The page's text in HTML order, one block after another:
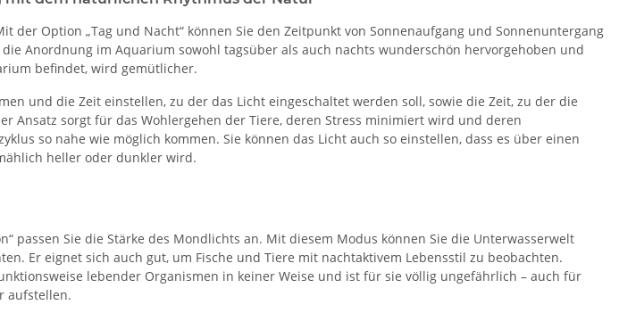
der Option „Tag und Nacht“ können Sie den Zeitpunkt von Sonnenaufgang und Sonnenuntergang
Anordnung im Aquarium sowohl tagsüber als auch nachts wunderschön hervorgehoben und
befindet, wird gemütlicher.
und die Zeit einstellen, zu der das Licht eingeschaltet werden soll, sowie die Zeit, zu der die
Ansatz sorgt für das Wohlergehen der Tiere, deren Stress minimiert wird und deren
so nahe wie möglich kommen. Sie können das Licht auch so einstellen, dass es über einen
heller oder dunkler wird.
passen Sie die Stärke des Mondlichts an. Mit diesem Modus können Sie die Unterwasserwelt
Er eignet sich auch gut, um Fische und Tiere mit nachtaktivem Lebensstil zu beobachten.
lebender Organismen in keiner Weise und ist für sie völlig ungefährlich – auch für
aufstellen.